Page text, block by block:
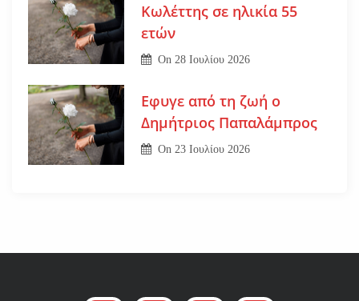
Κωλέττης σε ηλικία 55
ετών
On 28 Ιουλίου 2026
Εφυγε από τη ζωή ο
Δημήτριος Παπαλάμπρος
On23 Ιουλίου 2026